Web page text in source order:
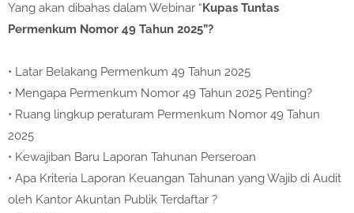
Yang akan dibahas dalam Webinar “Kupas Tuntas
Permenkum Nomor 49 Tahun 2025”?
• Latar Belakang Permenkum 49 Tahun 2025
• Mengapa Permenkum Nomor 49 Tahun 2025 Penting?
• Ruang lingkup peraturam Permenkum Nomor 49 Tahun
2025
• Kewajiban Baru Laporan Tahunan Perseroan
• Apa Kriteria Laporan Keuangan Tahunan yang Wajib di Audit
oleh Kantor Akuntan Publik Terdaftar ?